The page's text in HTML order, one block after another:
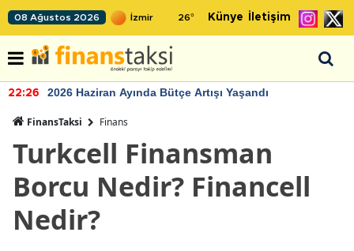
08 Ağustos 2026 26° Künye İletişim
22:26 2026 Haziran Ayında Bütçe Artışı Yaşandı
FinansTaksi Finans
Turkcell Finansman
Borcu Nedir? Financell
Nedir?